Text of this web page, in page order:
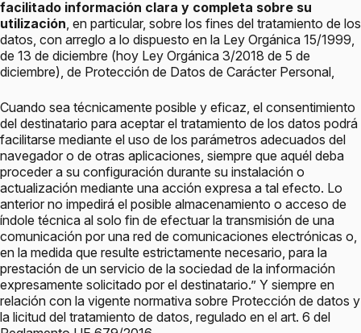
facilitado información clara y completa sobre su
utilización , en particular, sobre los fines del tratamiento de los
datos, con arreglo a lo dispuesto en la Ley Orgánica 15/1999,
de 13 de diciembre (hoy Ley Orgánica 3/2018 de 5 de
diciembre), de Protección de Datos de Carácter Personal,
Cuando sea técnicamente posible y eficaz, el consentimiento
del destinatario para aceptar el tratamiento de los datos podrá
facilitarse mediante el uso de los parámetros adecuados del
navegador o de otras aplicaciones, siempre que aquél deba
proceder a su configuración durante su instalación o
actualización mediante una acción expresa a tal efecto. Lo
anterior no impedirá el posible almacenamiento o acceso de
índole técnica al solo fin de efectuar la transmisión de una
comunicación por una red de comunicaciones electrónicas o,
en la medida que resulte estrictamente necesario, para la
prestación de un servicio de la sociedad de la información
expresamente solicitado por el destinatario.” Y siempre en
relación con la vigente normativa sobre Protección de datos y
la licitud del tratamiento de datos, regulado en el art. 6 del